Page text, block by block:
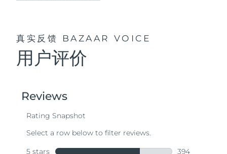
真实反馈 BAZAAR VOICE
用户评价